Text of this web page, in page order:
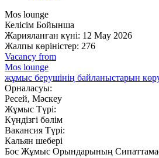
Mos lounge
Келісім Бойынша
Жарияланған күні: 12 May 2026
Жалпы көріністер: 276
Vacancy from
Mos lounge
жұмыс берушінің байланыстарын
Орналасуы:
Ресей, Мәскеу
Жұмыс Түрі:
Күндізгі бөлім
Вакансия Түрі:
Кальян шебері
Бос Жұмыс Орындарының